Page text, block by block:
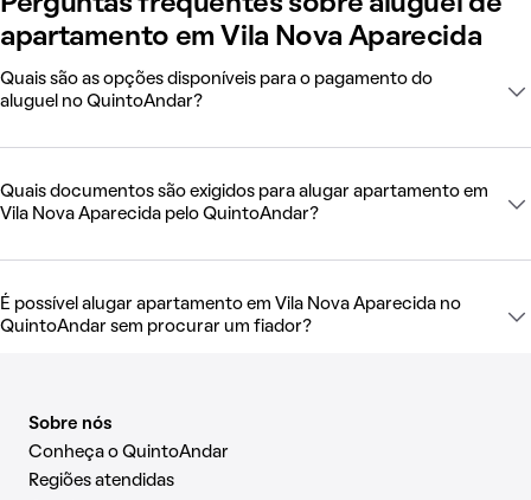
apartamento em Vila Nova Aparecida
Quais são as opções disponíveis para o pagamento do
aluguel no QuintoAndar?
Quais documentos são exigidos para alugar apartamento em
Vila Nova Aparecida pelo QuintoAndar?
É possível alugar apartamento em Vila Nova Aparecida no
QuintoAndar sem procurar um fiador?
Sobre nós
Conheça o QuintoAndar
Regiões atendidas